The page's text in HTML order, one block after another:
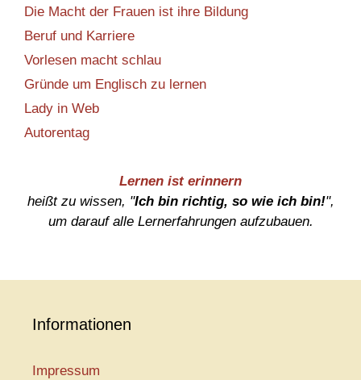
Die Macht der Frauen ist ihre Bildung
Beruf und Karriere
Vorlesen macht schlau
Gründe um Englisch zu lernen
Lady in Web
Autorentag
Lernen ist erinnern
heißt zu wissen, "Ich bin richtig, so wie ich bin!",
um darauf alle Lernerfahrungen aufzubauen.
Informationen
Impressum